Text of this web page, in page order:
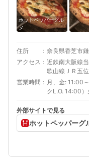
ホットペッパーグル
メ
住所
奈良県香芝市
アクセス
近鉄南大阪線
歌山線ＪＲ五
駅駅から徒歩
営業時間
月、金: 11:00
クL.O. 14:00
17:30～21:00
20:00）
外部サイトで見る
ホットペッパーグ